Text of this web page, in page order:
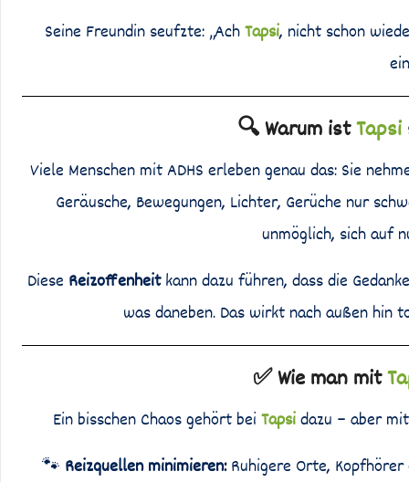
Seine Freundin seufzte: „AchTapsi, nicht schon
🔍 Warum istTapsi
Viele Menschen mit ADHS erleben genau das: Sie
Geräusche, Bewegungen, Lichter, Gerüche nur
unmöglich, sich auf
Diese Reizoffenheitkann dazu führen, dass die
was daneben. Das wirkt nach außen hin
✅ Wie man mit
Ein bisschen Chaos gehört beiTapsidazu – aber
🐾 Reizquellen minimieren:Ruhigere Orte,